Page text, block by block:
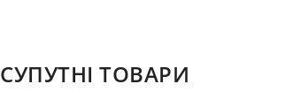
СУПУТНІ ТОВАРИ